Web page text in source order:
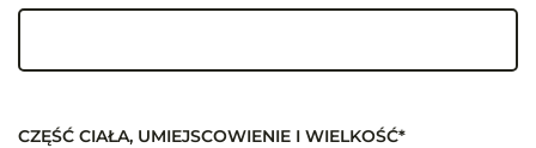
CZĘŚĆ CIAŁA, UMIEJSCOWIENIE I WIELKOŚĆ*